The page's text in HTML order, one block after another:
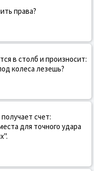
права?
в столб и произносит:
колеса лезешь?
счет:
для точного удара